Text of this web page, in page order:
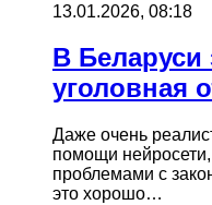
13.01.2026, 08:18
В Беларуси
уголовная
Даже очень
помощи
проблемами с
это хорошо…